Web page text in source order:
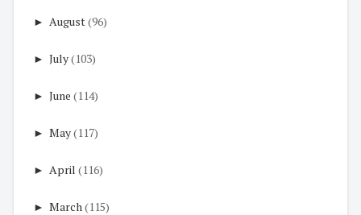
► August(96)
► July(103)
► June (114)
► May(117)
► April (116)
► March(115)